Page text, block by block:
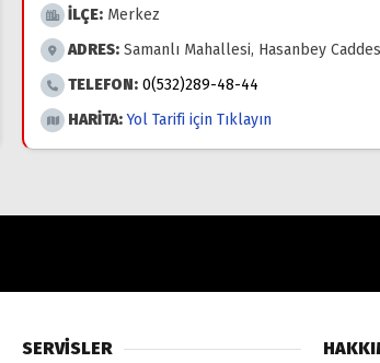
İLÇE: Merkez
ADRES: Samanlı Mahallesi, Hasanbey
TELEFON: 0(532)289-48-44
HARİTA: Yol Tarifi için Tıklayın
SERVİSLER